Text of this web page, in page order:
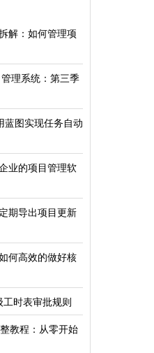
解：如何管理项
理系统：第三季
蓝图实现任务自动
业的项目管理软
期导出项目更新
何高效的做好核
时表审批规则
教程：从零开始